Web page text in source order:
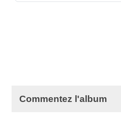
Commentez l'album